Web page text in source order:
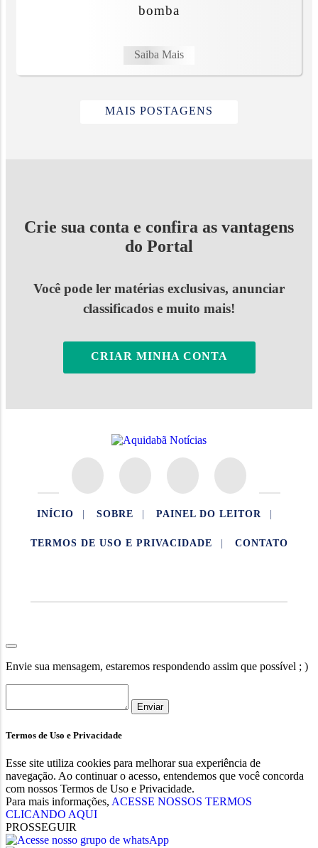
bomba
Saiba Mais
MAIS POSTAGENS
Crie sua conta e confira as vantagens
do Portal
Você pode ler matérias exclusivas, anunciar
classificados e muito mais!
CRIAR MINHA CONTA
INÍCIO SOBRE PAINEL DO LEITOR
TERMOS DE USO E PRIVACIDADE CONTATO
Envie sua mensagem, estaremos respondendo assim que possível ; )
Enviar
Termos de Uso e Privacidade
Esse site utiliza cookies para melhorar sua experiência de
navegação. Ao continuar o acesso, entendemos que você concorda
com nossos Termos de Uso e Privacidade.
Para mais informações, ACESSE NOSSOS TERMOS
CLICANDO AQUI
PROSSEGUIR